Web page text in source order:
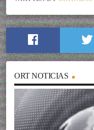
ORT NOTICIAS